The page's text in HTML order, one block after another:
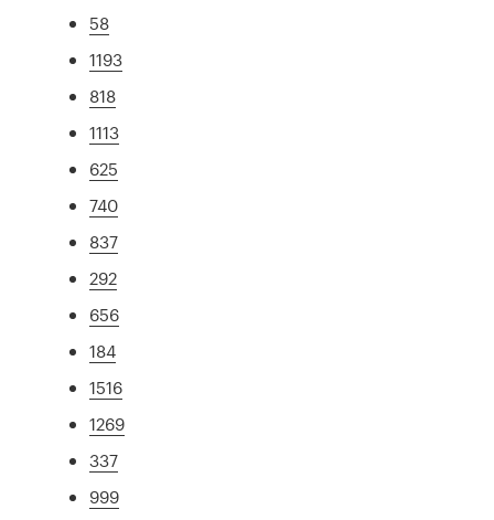
58
1193
818
1113
625
740
837
292
656
184
1516
1269
337
999